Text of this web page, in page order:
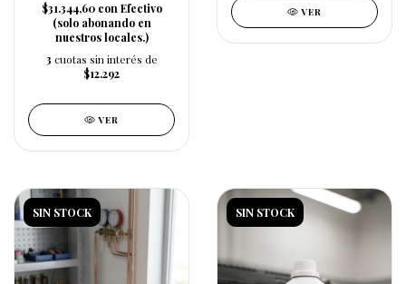
$31.344,60 con Efectivo
(solo abonando en
nuestros locales.)
3 cuotas sin interés de
$12.292
VER
VER
SIN STOCK SIN STOCK